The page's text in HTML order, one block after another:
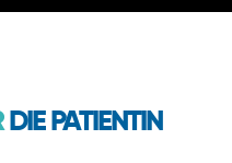
DIE PATIENTIN